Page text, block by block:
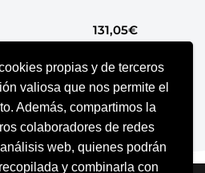
propias y de terceros
valiosa que nos permite el
Además, compartimos la
colaboradores de redes
web, quienes podrán
y combinarla con
131,05€
AÑADIR AL CARRITO